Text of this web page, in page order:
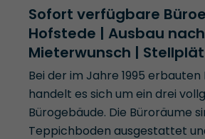
Sofort verfügbare
Hofstede | Ausbau nach
Mieterwunsch |
Bei der im Jahre 1995
handelt es sich um ein drei
Bürogebäude. Die Büroräume
Teppichboden ausgestattet